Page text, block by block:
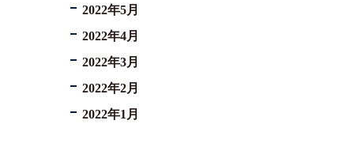
2022年5月
2022年4月
2022年3月
2022年2月
2022年1月